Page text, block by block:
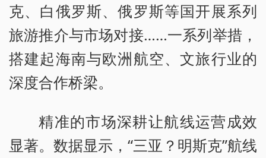
克、白俄罗斯、俄罗斯等国开展系列
旅游推介与市场对接……一系列举措，
搭建起海南与欧洲航空、文旅行业的
深度合作桥梁。
精准的市场深耕让航线运营成效
显著。数据显示，“三亚？明斯克”航线